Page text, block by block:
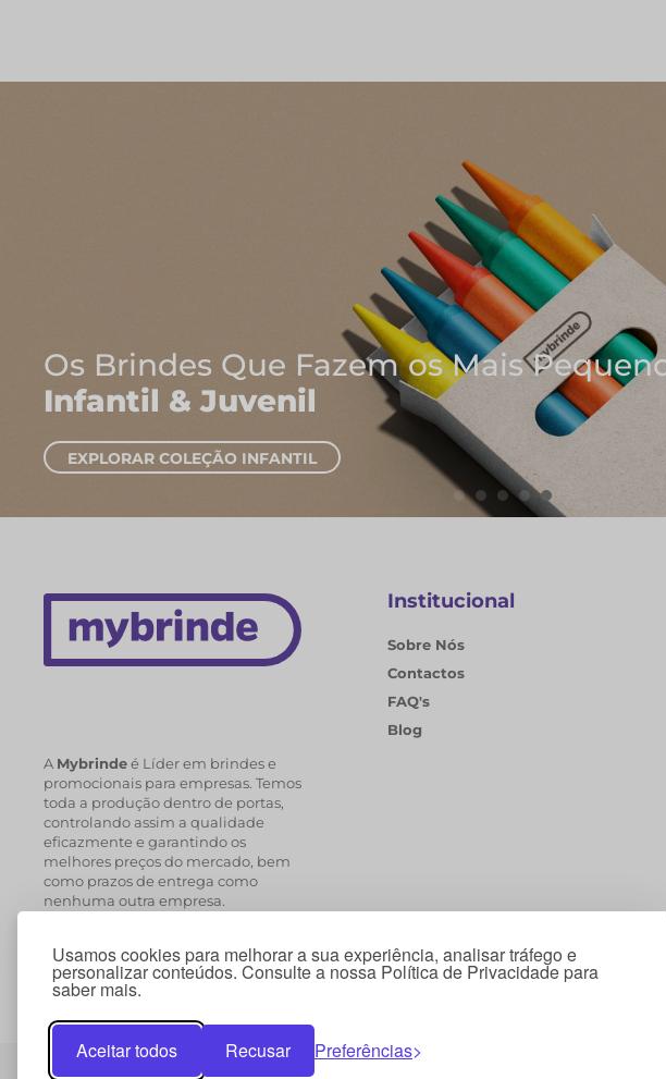
Usamos cookies para melhorar a sua experiência, analisar tráfego e
personalizar conteúdos. Consulte a nossa Política de Privacidade para
saber mais.
Aceitar todos Recusar Preferências
Onde Nascem As Melhores Ideias
Cadernos e Blocos de Notas
EXPLORAR CADERNOS
A Mybrindeé Líder em brindes e
promocionais para empresas. Temos
toda a produção dentro de portas,
controlando assim a qualidade
eficazmente e garantindo os
melhores preços do mercado, bem
como prazos de entrega como
nenhuma outra empresa.
Institucional
Sobre Nós
Contactos
FAQ's
Blog
© 2026 Copyright Mybrinde . Todos os direitos reservados.